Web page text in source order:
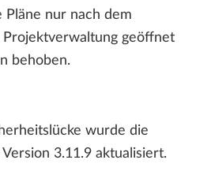
Pläne nur nach dem
Projektverwaltung geöffnet
behoben.
wurde die
3.11.9 aktualisiert.